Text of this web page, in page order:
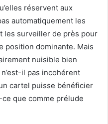
réservent aux
automatiquement les
les surveiller de près pour
position dominante. Mais
nuisible bien
il pas incohérent
cartel puisse bénéficier
que comme prélude